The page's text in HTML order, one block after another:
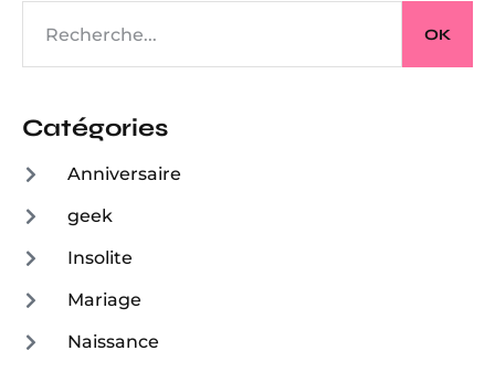
OK
Catégories
Anniversaire
geek
Insolite
Mariage
Naissance